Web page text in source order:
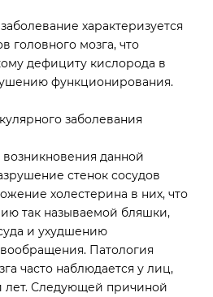
характеризуется
головного мозга, что
дефициту кислорода в
функционирования.
заболевания
данной
стенок сосудов
холестерина в них, что
так называемой бляшки,
и ухудшению
Патология
часто наблюдается у лиц,
лет. Следующей причиной